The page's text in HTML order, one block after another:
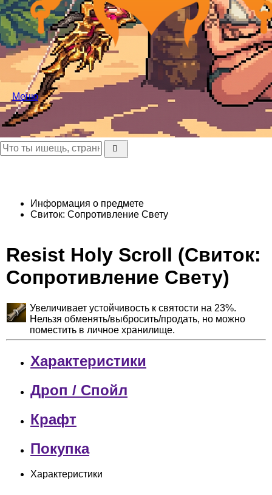
Меню
Информация о предмете
Свиток: Сопротивление Свету
Resist Holy Scroll (Свиток:
Сопротивление Свету)
Увеличивает устойчивость к святости на 23%.
Нельзя обменять/выбросить/продать, но можно
поместить в личное хранилище.
Характеристики
Дроп / Спойл
Крафт
Покупка
Характеристики